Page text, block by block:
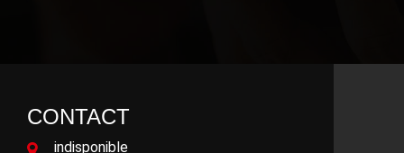
CONTACT
indisponible